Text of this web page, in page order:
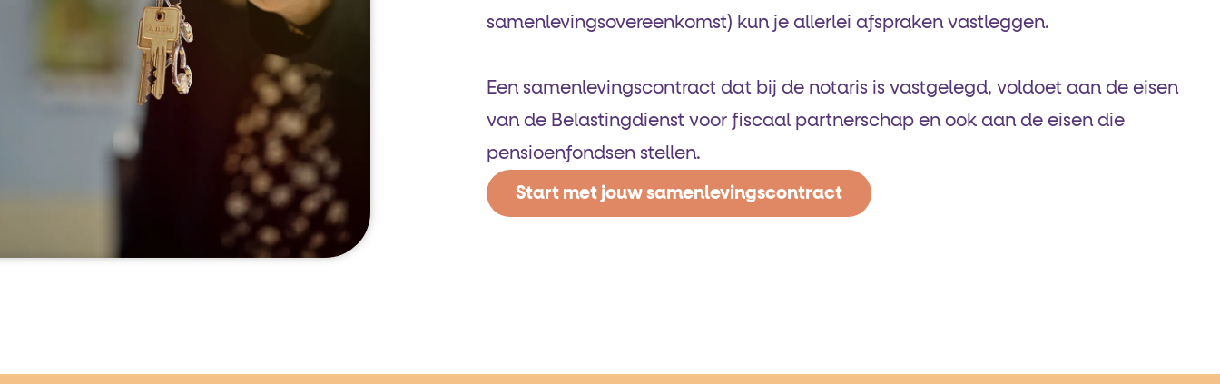
samenlevings­overeenkomst) kun je allerlei afspraken vastleggen.
Een samenlevingscontract dat bij de notaris is vastgelegd, voldoet aan de eisen
van de Belastingdienst voor fiscaal partnerschap en ook aan de eisen die
pensioenfondsen stellen.
Start met jouw samenlevingscontract